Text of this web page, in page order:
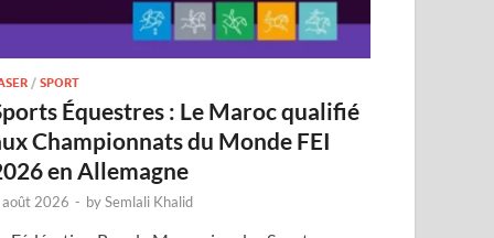
/SPORT
Équestres : Le Maroc qualifié
Championnats du Monde FEI
en Allemagne
2026 - bySemlali Khalid